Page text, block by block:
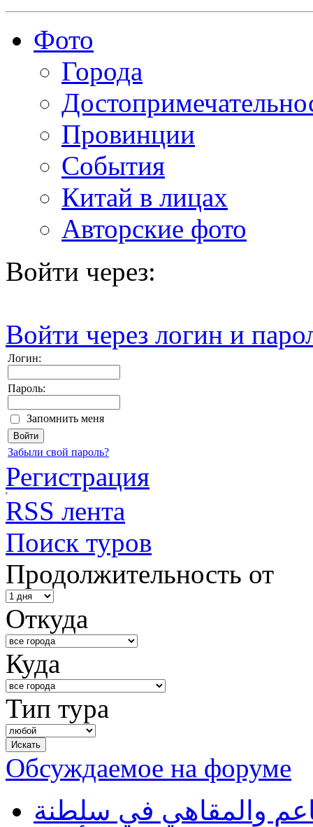
Фото
Города
Провинции
События
Китай в лицах
Авторские фото
Войти через:
Войти через логин и
Логин:
Пароль:
Запомнить меня
Забыли свой пароль?
Регистрация
RSS лента
Поиск туров
Продолжительность от
Откуда
Куда
Тип тура
Обсуждаемое на форуме
والمقاهي في سلطنة